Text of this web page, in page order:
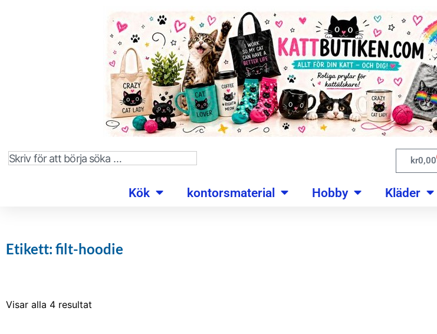
kr0,00
Kök kontorsmaterial Hobby Kläder
Etikett: filt-hoodie
Visar alla 4 resultat